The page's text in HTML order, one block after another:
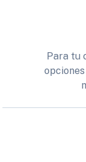
Para tu